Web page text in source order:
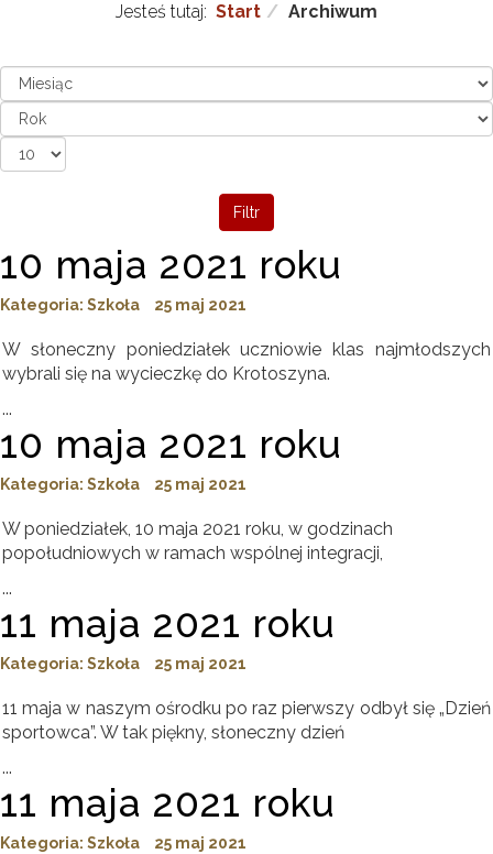
Jesteś tutaj: Start Archiwum
Filtr
10 maja 2021 roku
Kategoria: Szkoła 25 maj 2021
W słoneczny poniedziałek uczniowie klas najmłodszych
wybrali się na wycieczkę do Krotoszyna.
...
10 maja 2021 roku
Kategoria: Szkoła 25 maj 2021
W poniedziałek, 10 maja 2021 roku, w godzinach
popołudniowych w ramach wspólnej integracji,
...
11 maja 2021 roku
Kategoria: Szkoła 25 maj 2021
11 maja w naszym ośrodku po raz pierwszy odbył się „Dzień
sportowca”. W tak piękny, słoneczny dzień
...
11 maja 2021 roku
Kategoria: Szkoła 25 maj 2021